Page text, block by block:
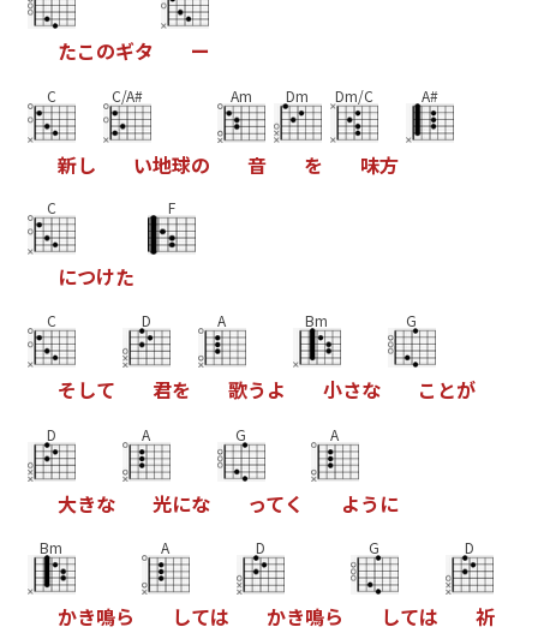
たこのギタ ー
C
新し
C/A#
い地球の
Am
音
Dm
を
Dm/C
味方
A#
C
につけた
F
C
そ して
D
君を
A
歌う よ
Bm
小さな
G
こ とが
D
大きな
A
光にな
G
ってく
A
よう に
Bm
かき鳴ら
A
しては
D
かき鳴ら
G
しては
D
祈